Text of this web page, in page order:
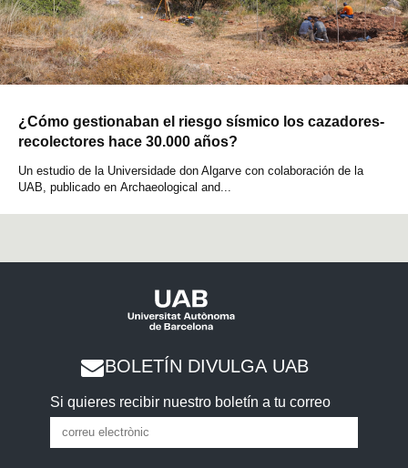
¿Cómo gestionaban el riesgo sísmico los cazadores-
recolectores hace 30.000 años?
Un estudio de la Universidade don Algarve con colaboración de la
UAB, publicado en Archaeological and...
BOLETÍN DIVULGA UAB
Si quieres recibir nuestro boletín a tu correo